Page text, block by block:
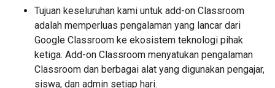
Tujuan keseluruhan kami untuk add-on Classroom
adalah memperluas pengalaman yang lancar dari
Google Classroom ke ekosistem teknologi pihak
ketiga. Add-on Classroom menyatukan pengalaman
Classroom dan berbagai alat yang digunakan pengajar,
siswa, dan admin setiap hari.